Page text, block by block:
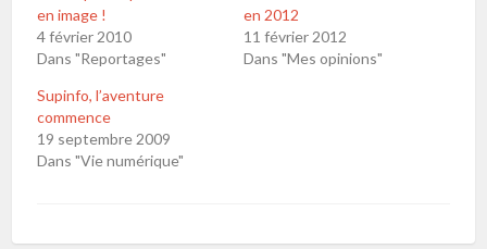
en image !
4 février 2010
Dans "Reportages"
en 2012
11 février 2012
Dans "Mes opinions"
Supinfo, l’aventure
commence
19 septembre 2009
Dans "Vie numérique"